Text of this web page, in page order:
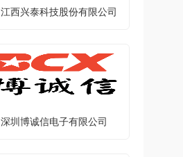
江西兴泰科技股份有限公司
深圳博诚信电子有限公司